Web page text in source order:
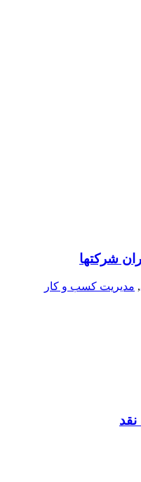
شرکتها
, مدیریت کسب و کار